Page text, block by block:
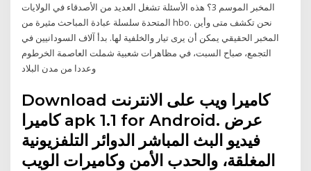
المخبر الموسم 3؟ هذه الأسئلة تشغل العديد من الأصدقاء في الولايات
المتحدة سلسلة عبادة المباحث مثيرة من hbo. نحن تكشف متى وأين
المخبر الحقيقي يمكن أن يرى تيار والخلفية لها. بدأ آلاف السودانيين في
التجمع، صباح السبت، في مظاهرات شعبية شملت العاصمة الخرطوم
وعددا من مدن البلاد
Download كاميرا ويب على الانترنت
كاميرا apk 1.1 for Android. عرض
فيديو البث المباشر الدوائر التلفزيونية
المغلقة، والحدب الأمن وكاميرات الويب